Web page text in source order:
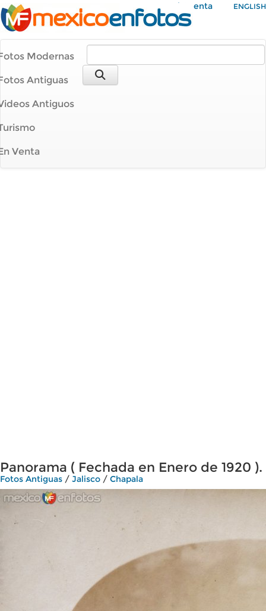
Mi Cuenta ENGLISH
Modernas
Antiguas
Antiguos
Venta
Panorama ( Fechada en Enero de 1920 ).
Fotos Antiguas / Jalisco / Chapala